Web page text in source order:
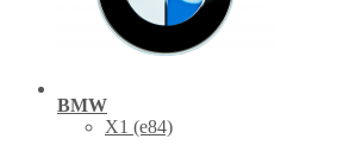
BMW
X1 (е84)